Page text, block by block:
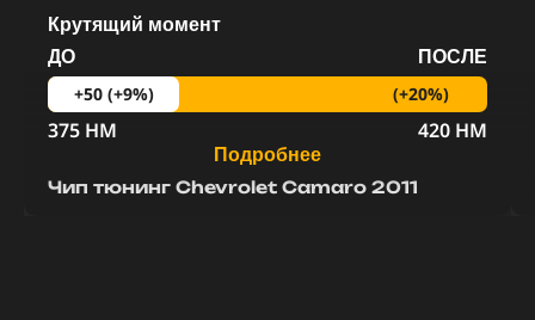
Чип тюнинг Chevrolet Camaro 2011
Крутящий момент
ДО
ПОСЛЕ
+50 (+9%) (+20%)
375 HM
420 HM
Подробнее